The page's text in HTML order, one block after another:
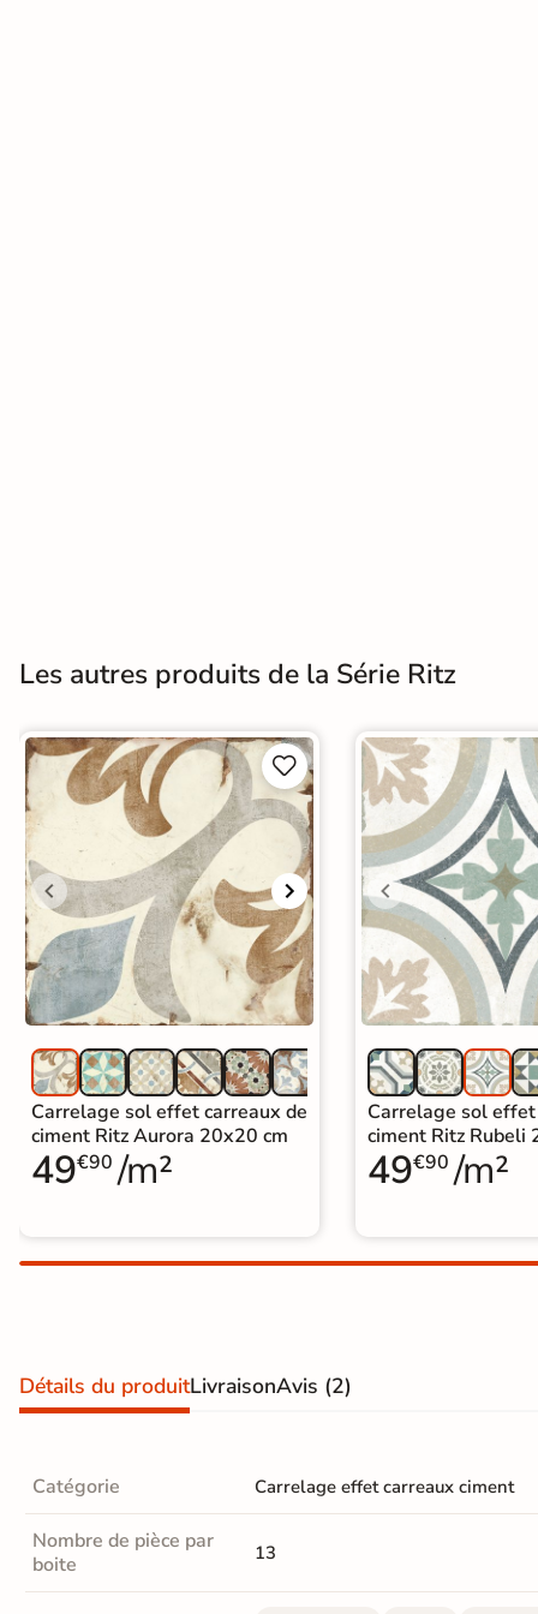
mural
intérieur
PAR FORME &
DIMENSION
Carrelage
hexagonal
Carrelage très
grand format
Carrelage extra fin
Voir tous les
formats
Carrelage brillant
Besoin d'
aide
Les autres produits de la Série Ritz


Carrelage sol effet carreaux de
ciment Ritz Aurora 20x20 cm
49€90 /m²
Carrelage sol
ciment Ritz Rubeli
49€90 /m²
Détails du produitLivraisonAvis (2)
Catégorie Carrelage effet carreaux ciment
Nombre de pièce par
boite
13